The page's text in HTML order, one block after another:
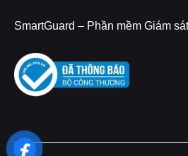
SmartGuard – Phần mềm Giám